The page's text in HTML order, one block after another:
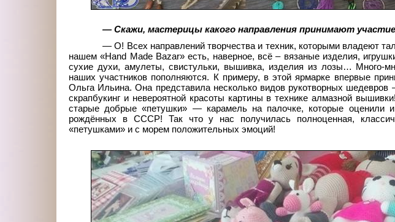
— Скажи, мастерицы какого направления принимают
— О! Всех направлений творчества и техник, которыми владеют
нашем «Hand Made Bazar» есть, наверное, всё – вязаные изделия,
сухие духи, амулеты, свистульки, вышивка, изделия из лозы… Много-
наших участников пополняются. К примеру, в этой ярмарке впервые
Ольга Ильина. Она представила несколько видов рукотворных
скрапбукинг и невероятной красоты картины в технике алмазной
старые добрые «петушки» — карамель на палочке, которые оценили
рождённых в СССР! Так что у нас получилась полноценная,
«петушками» и с морем положительных эмоций!